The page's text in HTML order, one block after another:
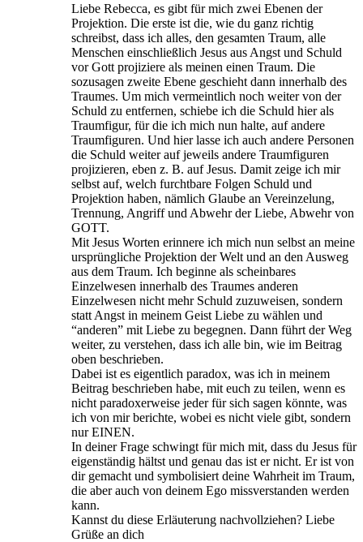
Liebe Rebecca, es gibt für mich zwei Ebenen der
Projektion. Die erste ist die, wie du ganz richtig
schreibst, dass ich alles, den gesamten Traum, alle
Menschen einschließlich Jesus aus Angst und Schuld
vor Gott projiziere als meinen einen Traum. Die
sozusagen zweite Ebene geschieht dann innerhalb des
Traumes. Um mich vermeintlich noch weiter von der
Schuld zu entfernen, schiebe ich die Schuld hier als
Traumfigur, für die ich mich nun halte, auf andere
Traumfiguren. Und hier lasse ich auch andere Personen
die Schuld weiter auf jeweils andere Traumfiguren
projizieren, eben z. B. auf Jesus. Damit zeige ich mir
selbst auf, welch furchtbare Folgen Schuld und
Projektion haben, nämlich Glaube an Vereinzelung,
Trennung, Angriff und Abwehr der Liebe, Abwehr von
GOTT.
Mit Jesus Worten erinnere ich mich nun selbst an meine
ursprüngliche Projektion der Welt und an den Ausweg
aus dem Traum. Ich beginne als scheinbares
Einzelwesen innerhalb des Traumes anderen
Einzelwesen nicht mehr Schuld zuzuweisen, sondern
statt Angst in meinem Geist Liebe zu wählen und
“anderen” mit Liebe zu begegnen. Dann führt der Weg
weiter, zu verstehen, dass ich alle bin, wie im Beitrag
oben beschrieben.
Dabei ist es eigentlich paradox, was ich in meinem
Beitrag beschrieben habe, mit euch zu teilen, wenn es
nicht paradoxerweise jeder für sich sagen könnte, was
ich von mir berichte, wobei es nicht viele gibt, sondern
nur EINEN.
In deiner Frage schwingt für mich mit, dass du Jesus für
eigenständig hältst und genau das ist er nicht. Er ist von
dir gemacht und symbolisiert deine Wahrheit im Traum,
die aber auch von deinem Ego missverstanden werden
kann.
Kannst du diese Erläuterung nachvollziehen? Liebe
Grüße an dich